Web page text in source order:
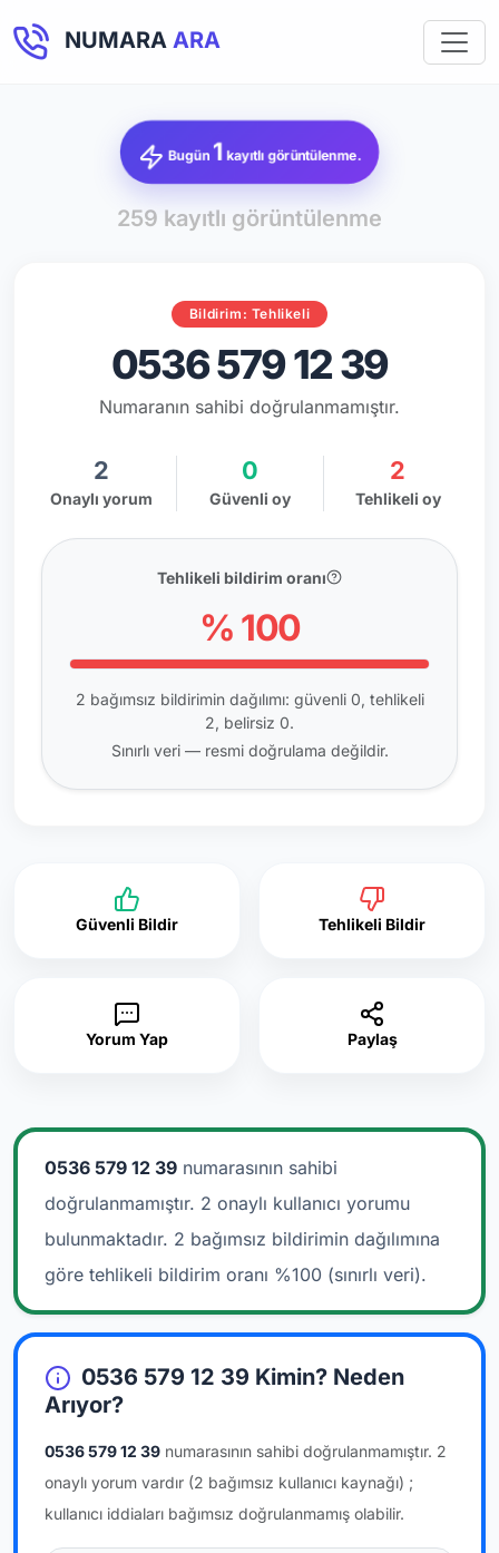
NUMARA ARA
Bugün 1 kayıtlı görüntülenme.
259 kayıtlı görüntülenme
Bildirim: Tehlikeli
0536 579 12 39
Numaranın sahibi doğrulanmamıştır.
2
Onaylı yorum
0
Güvenli oy
2
Tehlikeli oy
Tehlikeli bildirim oranı
% 100
2 bağımsız bildirimin dağılımı: güvenli 0, tehlikeli
2, belirsiz 0.
Sınırlı veri — resmi doğrulama değildir.
Güvenli Bildir Tehlikeli Bildir
Yorum Yap Paylaş
0536 579 12 39 numarasının sahibi
doğrulanmamıştır. 2 onaylı kullanıcı yorumu
bulunmaktadır. 2 bağımsız bildirimin dağılımına
göre tehlikeli bildirim oranı %100 (sınırlı veri).
0536 579 12 39 Kimin? Neden
Arıyor?
0536 579 12 39 numarasının sahibi doğrulanmamıştır. 2
onaylı yorum vardır (2 bağımsız kullanıcı kaynağı) ;
kullanıcı iddiaları bağımsız doğrulanmamış olabilir.